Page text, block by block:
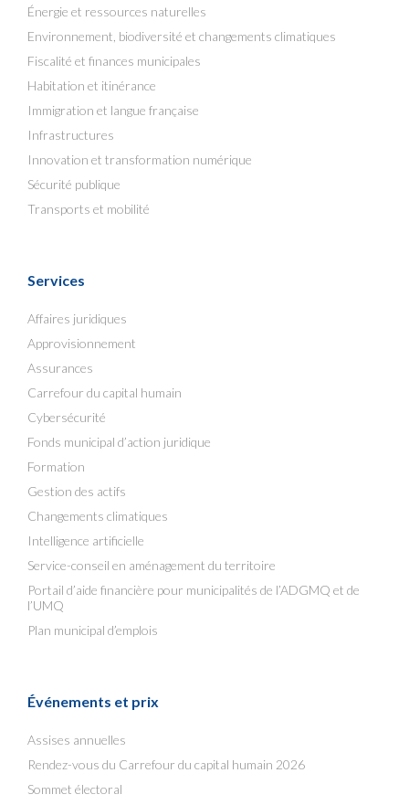
Énergie et ressources naturelles
Environnement, biodiversité et changements climatiques
Fiscalité et finances municipales
Habitation et itinérance
Immigration et langue française
Infrastructures
Innovation et transformation numérique
Sécurité publique
Transports et mobilité
Services
Affaires juridiques
Approvisionnement
Assurances
Carrefour du capital humain
Cybersécurité
Fonds municipal d’action juridique
Formation
Gestion des actifs
Changements climatiques
Intelligence artificielle
Service-conseil en aménagement du territoire
Portail d’aide financière pour municipalités de l’ADGMQ et de
l’UMQ
Plan municipal d’emplois
Événements et prix
Assises annuelles
Rendez-vous du Carrefour du capital humain 2026
Sommet électoral